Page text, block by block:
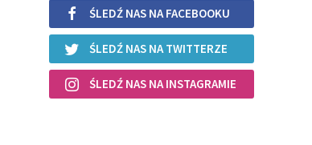
ŚLEDŹ NAS NA FACEBOOKU
ŚLEDŹ NAS NA TWITTERZE
ŚLEDŹ NAS NA INSTAGRAMIE